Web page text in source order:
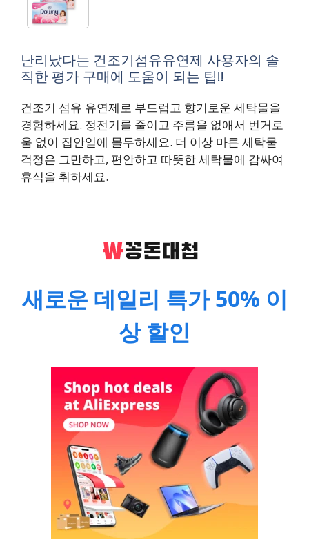
난리났다는 건조기섬유유연제 사용자의 솔
직한 평가 구매에 도움이 되는 팁!!
건조기 섬유 유연제로 부드럽고 향기로운 세탁물을
경험하세요. 정전기를 줄이고 주름을 없애서 번거로
움 없이 집안일에 몰두하세요. 더 이상 마른 세탁물
걱정은 그만하고, 편안하고 따뜻한 세탁물에 감싸여
휴식을 취하세요.
새로운 데일리 특가 50% 이
상 할인